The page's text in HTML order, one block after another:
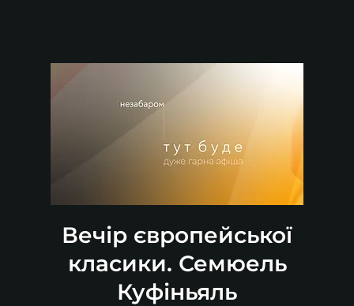
Вечір європейської
класики. Семюель
Куфіньяль